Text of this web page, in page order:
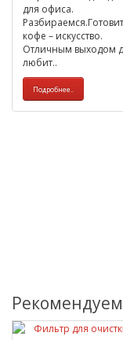
для офиса.
кофе – искусство.
Отличным выходом
любит..
Подробнее..